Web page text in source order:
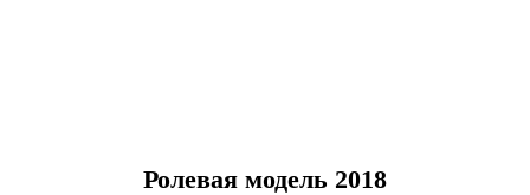
Ролевая модель 2018